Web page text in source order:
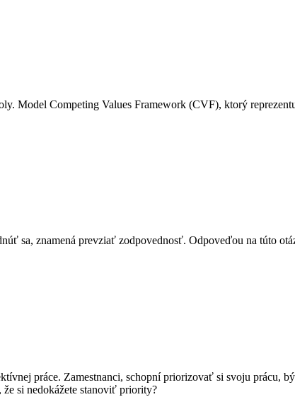
Model Competing Values Framework (CVF), ktorý
sa, znamená prevziať zodpovednosť. Odpoveďou na túto
práce. Zamestnanci, schopní priorizovať si svoju prácu,
si nedokážete stanoviť priority?